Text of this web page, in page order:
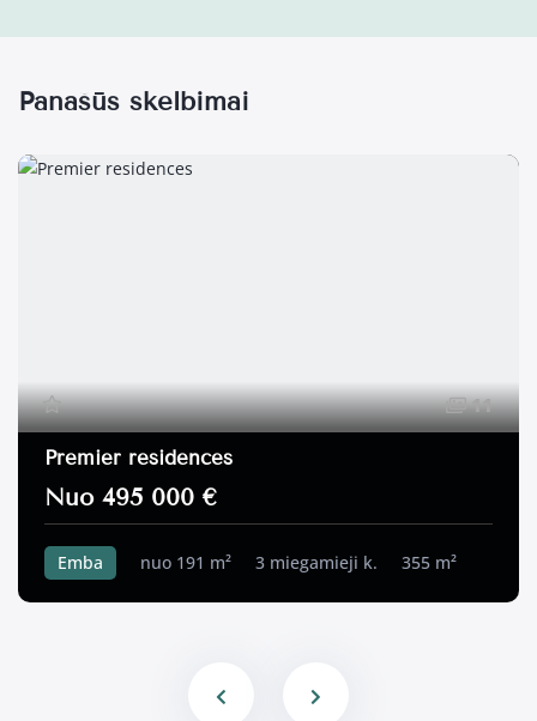
Panašūs skelbimai
11
Premier residences
Nuo 495 000 €
Emba nuo 191 m² 3 miegamieji k. 355 m²